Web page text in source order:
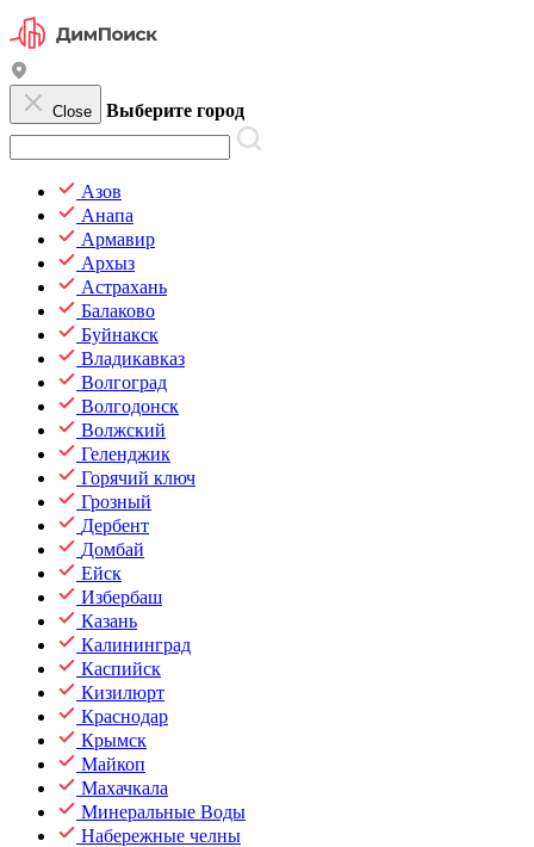
Close Выберите город
Азов
Анапа
Армавир
Архыз
Астрахань
Балаково
Буйнакск
Владикавказ
Волгоград
Волгодонск
Волжский
Геленджик
Горячий ключ
Грозный
Дербент
Домбай
Ейск
Избербаш
Казань
Калининград
Каспийск
Кизилюрт
Краснодар
Крымск
Майкоп
Махачкала
Минеральные Воды
Набережные челны